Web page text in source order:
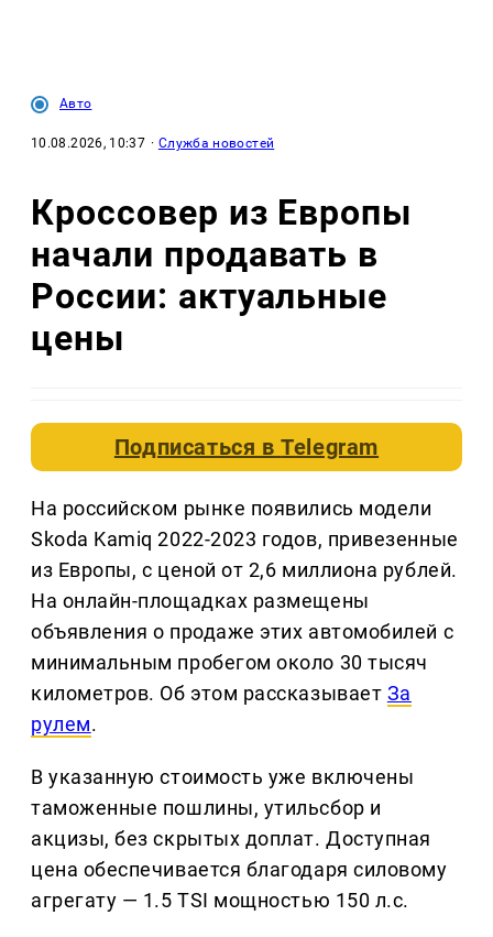
Авто
10.08.2026, 10:37 · Служба новостей
Кроссовер из Европы
начали продавать в
России: актуальные
цены
Подписаться вTelegram
На российском рынке появились модели
Skoda Kamiq 2022-2023 годов, привезенные
из Европы, с ценой от 2,6 миллиона рублей.
На онлайн-площадках размещены
объявления о продаже этих автомобилей с
минимальным пробегом около 30 тысяч
километров. Об этом рассказывает За
рулем.
В указанную стоимость уже включены
таможенные пошлины, утильсбор и
акцизы, без скрытых доплат. Доступная
цена обеспечивается благодаря силовому
агрегату — 1.5 TSI мощностью 150 л.с.